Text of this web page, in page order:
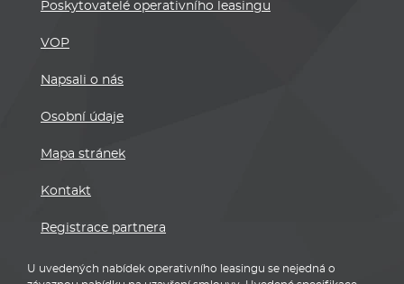
Poskytovatelé operativního leasingu
VOP
Napsali o nás
Osobní údaje
Mapa stránek
Kontakt
Registrace partnera
U uvedených nabídek operativního leasingu se nejedná o